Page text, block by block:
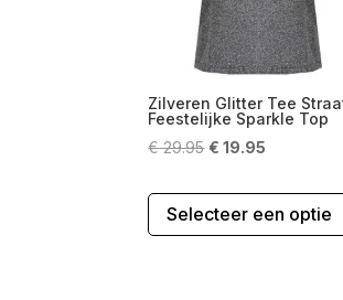
Zilveren Glitter Tee
Feestelijke Sparkle Top
€29.95 Oorspronkelijke
was:
€ 29.95.
€ 19.95
is:
€ 19.95.
Selecteer een optie